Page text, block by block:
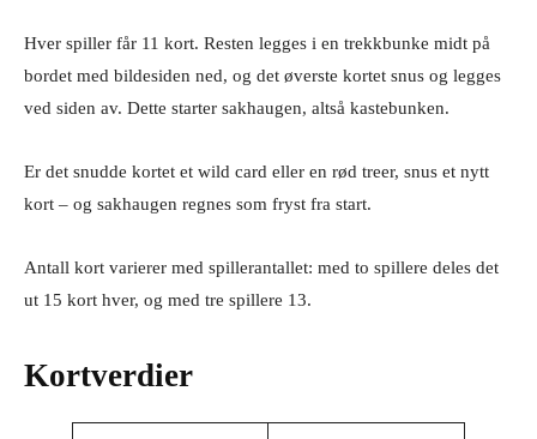
Hver spiller får 11 kort. Resten legges i en trekkbunke midt på
bordet med bildesiden ned, og det øverste kortet snus og legges
ved siden av. Dette starter sakhaugen, altså kastebunken.
Er det snudde kortet et wild card eller en rød treer, snus et nytt
kort – og sakhaugen regnes som fryst fra start.
Antall kort varierer med spillerantallet: med to spillere deles det
ut 15 kort hver, og med tre spillere 13.
Kortverdier